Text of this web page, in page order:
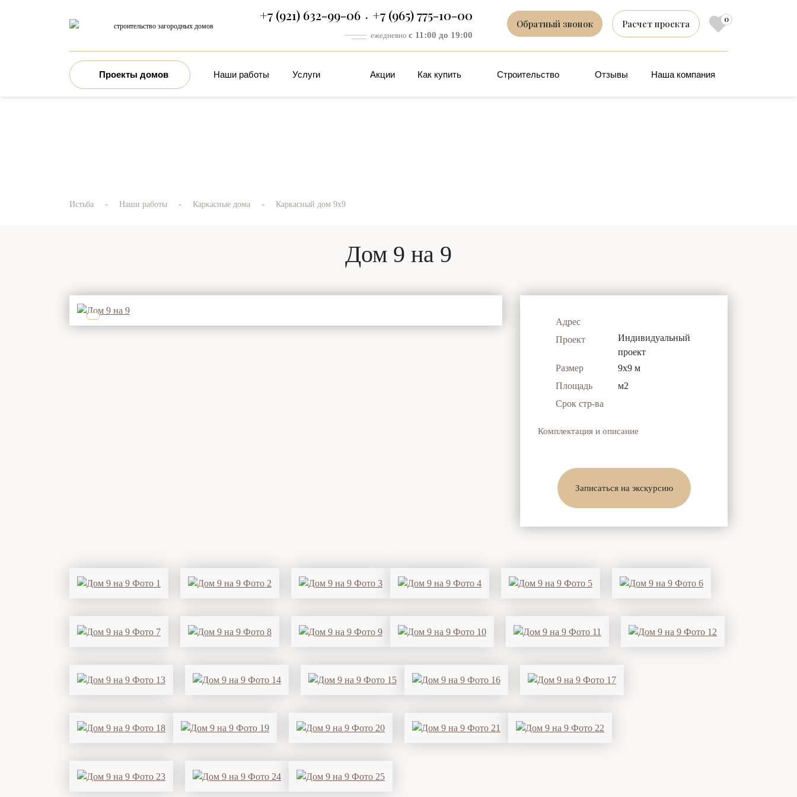
строительство загородных домов
+7 (921) 632-99-06 +7 (965) 775-10-00
ежедневно с 11:00 до 19:00
Обратный звонок Расчет проекта 0
Проекты домов Наши работы Услуги Акции Как купить Строительство Отзывы Наша компания
Истьба - Наши работы - Каркасные дома - Каркасный дом 9х9
Дом 9 на 9
Адрес
Проект
Индивидуальный
проект
Размер
9x9 м
Площадь
м2
Срок стр-ва
Комплектация и описание
Записаться на экскурсию